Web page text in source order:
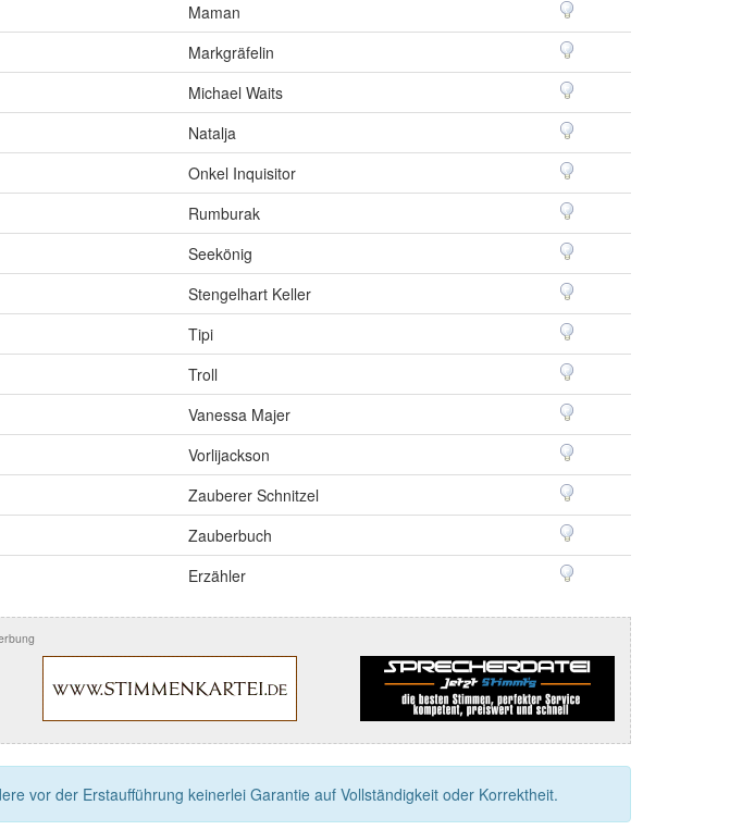
Maman
Markgräfelin
Michael Waits
Natalja
Onkel Inquisitor
Rumburak
Seekönig
Stengelhart Keller
Tipi
Troll
Vanessa Majer
Vorlijackson
Zauberer Schnitzel
Zauberbuch
Erzähler
vor der Erstaufführung keinerlei Garantie auf Vollständigkeit oder Korrektheit.